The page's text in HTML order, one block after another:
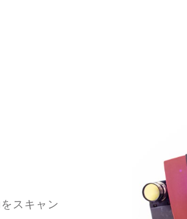
スキャン